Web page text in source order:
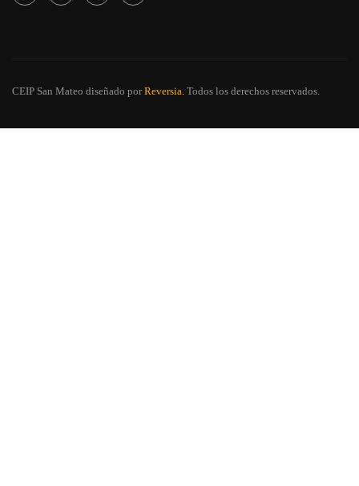
CEIP San Mateo diseñado porReversia. Todos los derechos reservados.